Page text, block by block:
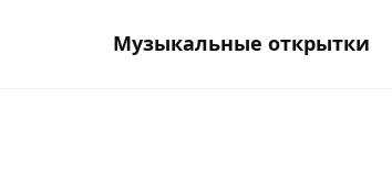
Музыкальные открытки